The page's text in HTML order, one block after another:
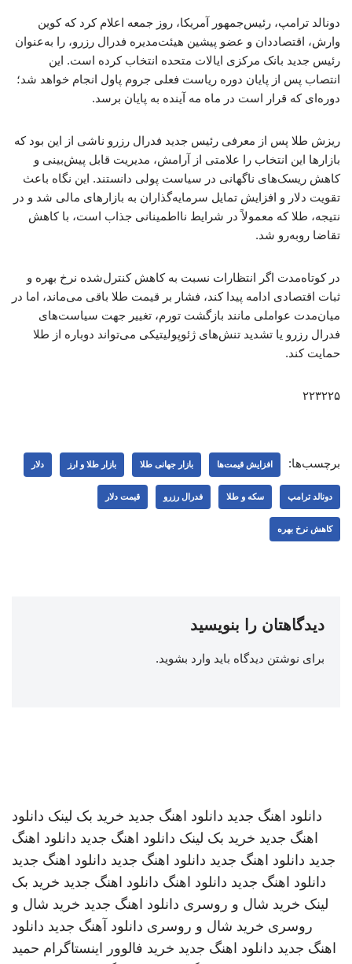
دونالد ترامپ، رئیس‌جمهور آمریکا، روز جمعه اعلام کرد که کوین
وارش، اقتصاددان و عضو پیشین هیئت‌مدیره فدرال رزرو، را به‌عنوان
رئیس جدید بانک مرکزی ایالات متحده انتخاب کرده است. این
انتصاب پس از پایان دوره ریاست فعلی جروم پاول انجام خواهد شد؛
دوره‌ای که قرار است در ماه مه آینده به پایان برسد.
ریزش طلا پس از معرفی رئیس جدید فدرال رزرو ناشی از این بود که
بازارها این انتخاب را علامتی از آرامش، مدیریت قابل پیش‌بینی و
کاهش ریسک‌های ناگهانی در سیاست پولی دانستند. این نگاه باعث
تقویت دلار و افزایش تمایل سرمایه‌گذاران به بازارهای مالی شد و در
نتیجه، طلا که معمولاً در شرایط نااطمینانی جذاب است، با کاهش
تقاضا روبه‌رو شد.
در کوتاه‌مدت اگر انتظارات نسبت به کاهش کنترل‌شده نرخ بهره و
ثبات اقتصادی ادامه پیدا کند، فشار بر قیمت طلا باقی می‌ماند، اما در
میان‌مدت عواملی مانند بازگشت تورم، تغییر جهت سیاست‌های
فدرال رزرو یا تشدید تنش‌های ژئوپولیتیکی می‌تواند دوباره از طلا
حمایت کند.
۲۲۳۲۲۵
برچسب‌ها: افزایش قیمت‌ها بازار جهانی طلا بازار طلا و ارز دلار
دونالد ترامپ سکه و طلا فدرال رزرو قیمت دلار
کاهش نرخ بهره
دیدگاهتان را بنویسید
برای نوشتن دیدگاه باید وارد بشوید.
دانلود اهنگ جدید دانلود اهنگ جدید خرید بک لینک دانلود
اهنگ جدید خرید بک لینک دانلود اهنگ جدید دانلود اهنگ
جدید دانلود اهنگ جدید دانلود اهنگ جدید دانلود اهنگ جدید
دانلود اهنگ جدید دانلود اهنگ دانلود اهنگ جدید خرید بک
لینک خرید شال و روسری دانلود اهنگ جدید خرید شال و
روسری خرید شال و روسری دانلود آهنگ جدید دانلود
اهنگ جدید دانلود اهنگ جدید خرید فالوور اینستاگرام حمید